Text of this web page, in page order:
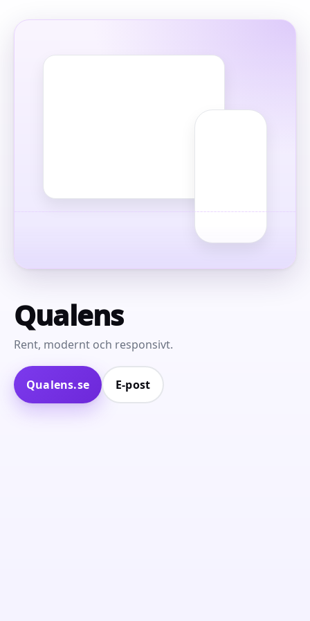
Qualens
Rent, modernt och responsivt.
Qualens.se E‑post